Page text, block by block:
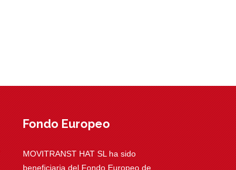
Fondo Europeo
MOVITRANST HAT SL ha sido
beneficiaria del Fondo Europeo de